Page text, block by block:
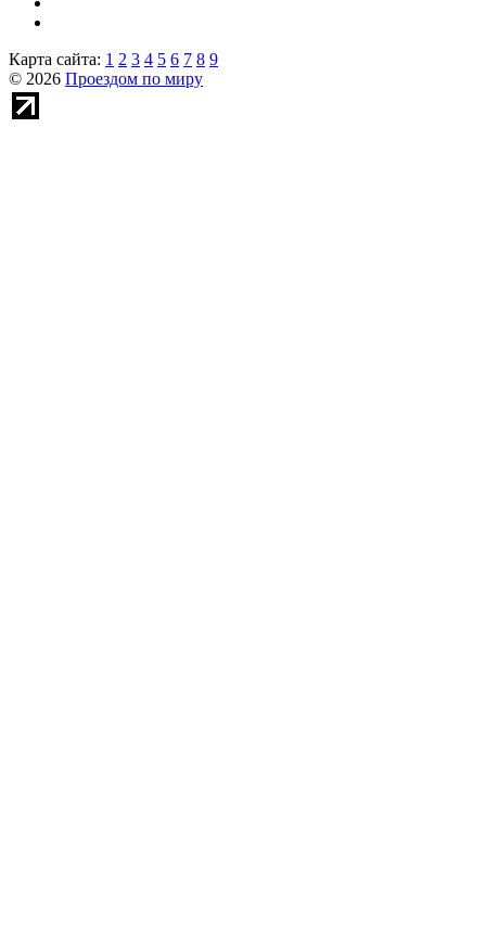
Карта сайта: 1 2 3 4 5 6 7 8 9
© 2026 Проездом по миру